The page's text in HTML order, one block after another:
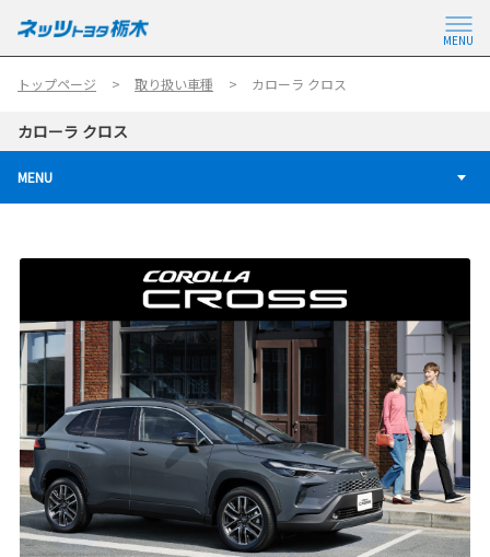
MENU
トップページ 取り扱い車種 カローラ クロス
カローラ クロス
MENU